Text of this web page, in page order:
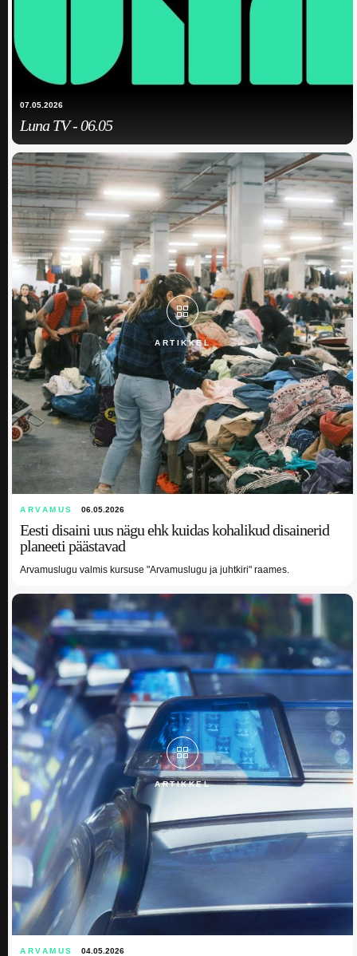
07.05.2026
Luna TV - 06.05
ARTIKKEL
ARVAMUS 06.05.2026
Eesti disaini uus nägu ehk kuidas kohalikud disainerid
planeeti päästavad
Arvamuslugu valmis kursuse "Arvamuslugu ja juhtkiri" raames.
ARTIKKEL
ARVAMUS 04.05.2026